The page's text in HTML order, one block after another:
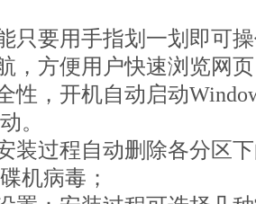
只要用手指划一划即可
，方便用户快速浏览网页
性，开机自动启动
。
装过程自动删除各分区
机病毒；